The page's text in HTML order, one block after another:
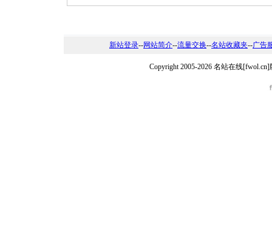
新站登录--网站简介--流量交换--名站收藏夹--广告
Copyright 2005-2026 名站在线